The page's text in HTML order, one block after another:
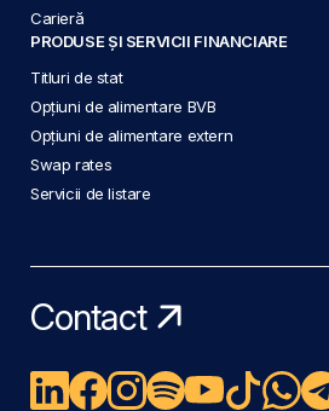
Carieră
PRODUSE ȘI SERVICII FINANCIARE
Titluri de stat
Opțiuni de alimentare BVB
Opțiuni de alimentare extern
Swap rates
Servicii de listare
Contact